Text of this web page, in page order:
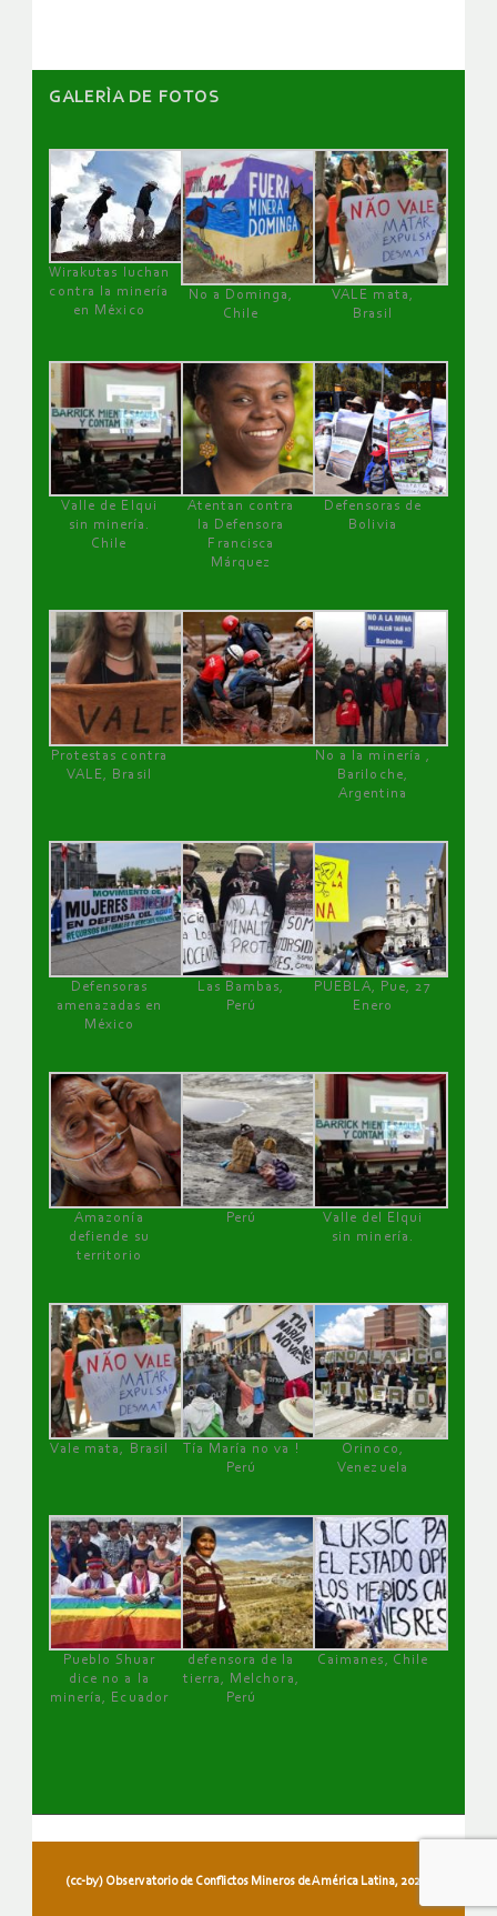
GALERÌA DE FOTOS
Wirakutas luchan
contra la minería
en México
No a Dominga,
Chile
VALE mata,
Brasil
Valle de Elqui
sin minería.
Chile
Atentan contra
la Defensora
Francisca
Márquez
Defensoras de
Bolivia
Protestas contra
VALE, Brasil
No a la minería ,
Bariloche,
Argentina
Defensoras
amenazadas en
México
Las Bambas,
Perú
PUEBLA, Pue, 27
Enero
Amazonía
defiende su
territorio
Perú
Valle del Elqui
sin minería.
Vale mata, Brasil
Tía María no va !
Perú
Orinoco,
Venezuela
Pueblo Shuar
dice no a la
minería, Ecuador
defensora de la
tierra, Melchora,
Perú
Caimanes, Chile
(cc-by) Observatorio de Conflictos Mineros de América Latina, 2026